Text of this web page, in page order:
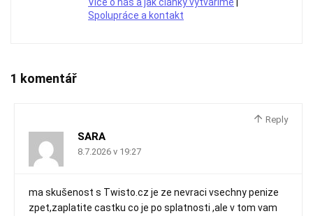
Spolupráce a kontakt
1 komentář
Reply
SARA
8.7.2026 v 19:27
ma skušenost s Twisto.cz je ze nevraci vsechny penize
zpet,zaplatite castku co je po splatnosti ,ale v tom vam